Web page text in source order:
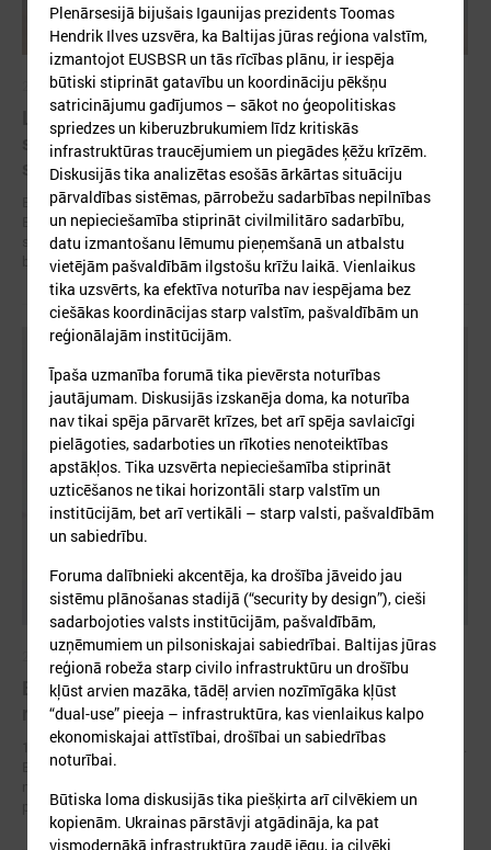
2026. gada 19. jūnijs
Latvijas pašvaldības aicinātas pieteikties
sadarbībai ar Ukrainas pašvaldībām veltītai
starptautiskai balvai
Eiropas Pašvaldību un reģionu padome sadarbībā ar “U-LEAD with
Europe” un Latvijas Pašvaldību savienību izsludinājusi pieteikšanos
starptautiskai pašvaldību sadarbības balvai “Uzticības tiltu sadarbības
balva 2026”.
2026. gada 17. jūnijs
Eiropas pilsētu līderi Gimarainšā vienojas par
rīcību klimata noturības stiprināšanai
17. jūnijā Eiropas Zaļajā galvaspilsētā Gimarainšā (Portugālē) sākās 13.
Eiropas Pilsētu noturības forums (EURESFO 2026), kas pulcē vairāk
politikas veidotājus no visas Eiropas.
Plenārsesijā bijušais Igaunijas prezidents Toomas
Hendrik Ilves uzsvēra, ka Baltijas jūras reģiona valstīm,
izmantojot EUSBSR un tās rīcības plānu, ir iespēja
būtiski stiprināt gatavību un koordināciju pēkšņu
satricinājumu gadījumos – sākot no ģeopolitiskas
spriedzes un kiberuzbrukumiem līdz kritiskās
infrastruktūras traucējumiem un piegādes ķēžu krīzēm.
Diskusijās tika analizētas esošās ārkārtas situāciju
pārvaldības sistēmas, pārrobežu sadarbības nepilnības
un nepieciešamība stiprināt civilmilitāro sadarbību,
datu izmantošanu lēmumu pieņemšanā un atbalstu
vietējām pašvaldībām ilgstošu krīžu laikā. Vienlaikus
tika uzsvērts, ka efektīva noturība nav iespējama bez
ciešākas koordinācijas starp valstīm, pašvaldībām un
reģionālajām institūcijām.
Īpaša uzmanība forumā tika pievērsta noturības
jautājumam. Diskusijās izskanēja doma, ka noturība
nav tikai spēja pārvarēt krīzes, bet arī spēja savlaicīgi
pielāgoties, sadarboties un rīkoties nenoteiktības
apstākļos. Tika uzsvērta nepieciešamība stiprināt
uzticēšanos ne tikai horizontāli starp valstīm un
institūcijām, bet arī vertikāli – starp valsti, pašvaldībām
un sabiedrību.
Foruma dalībnieki akcentēja, ka drošība jāveido jau
sistēmu plānošanas stadijā (“security by design”), cieši
sadarbojoties valsts institūcijām, pašvaldībām,
uzņēmumiem un pilsoniskajai sabiedrībai. Baltijas jūras
reģionā robeža starp civilo infrastruktūru un drošību
kļūst arvien mazāka, tādēļ arvien nozīmīgāka kļūst
“dual-use” pieeja – infrastruktūra, kas vienlaikus kalpo
ekonomiskajai attīstībai, drošībai un sabiedrības
noturībai.
Būtiska loma diskusijās tika piešķirta arī cilvēkiem un
kopienām. Ukrainas pārstāvji atgādināja, ka pat
vismodernākā infrastruktūra zaudē jēgu, ja cilvēki